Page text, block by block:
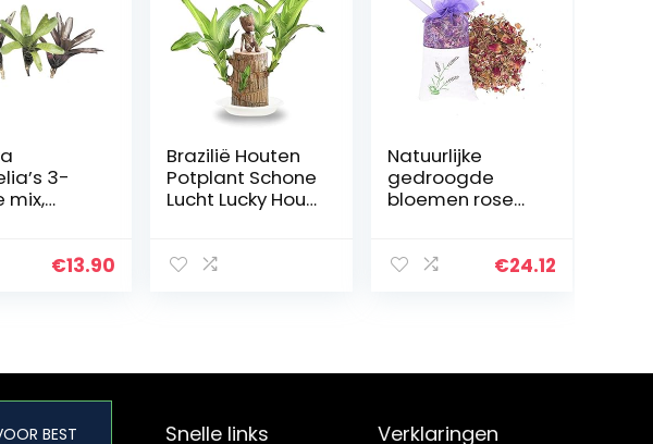
3-
mix,
€13.90
Brazilië Houten
Potplant Schone
Lucht Lucky Hout
Hydrocultuur
Natuurlijke
gedroogde
bloemen rose
sachet tas
€24.12
BEST Snelle links Verklaringen